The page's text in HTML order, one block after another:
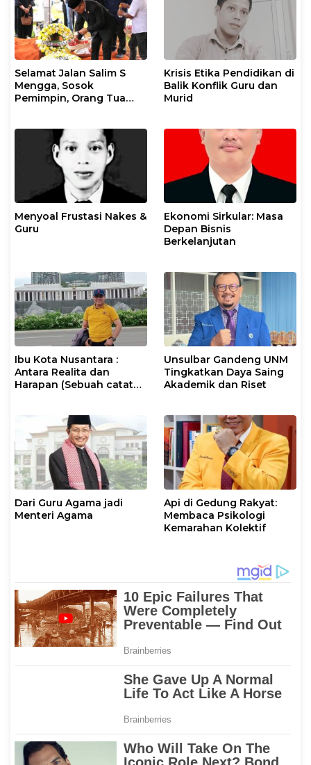
Selamat Jalan Salim S
Mengga, Sosok
Pemimpin, Orang Tua
Krisis Etika Pendidikan di
Balik Konflik Guru dan
Murid
Menyoal Frustasi Nakes &
Guru
Ekonomi Sirkular: Masa
Depan Bisnis
Berkelanjutan
Ibu Kota Nusantara :
Antara Realita dan
Harapan (Sebuah catatan
Unsulbar Gandeng UNM
Tingkatkan Daya Saing
Akademik dan Riset
Dari Guru Agama jadi
Menteri Agama
Api di Gedung Rakyat:
Membaca Psikologi
Kemarahan Kolektif